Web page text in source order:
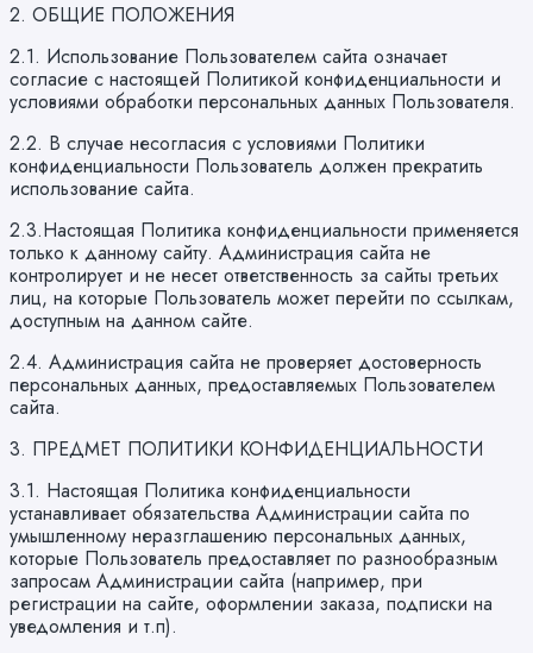
2. ОБЩИЕ ПОЛОЖЕНИЯ
2.1. Использование Пользователем сайта означает
согласие с настоящей Политикой конфиденциальности и
условиями обработки персональных данных Пользователя.
2.2. В случае несогласия с условиями Политики
конфиденциальности Пользователь должен прекратить
использование сайта.
2.3.Настоящая Политика конфиденциальности применяется
только к данному сайту. Администрация сайта не
контролирует и не несет ответственность за сайты третьих
лиц, на которые Пользователь может перейти по ссылкам,
доступным на данном сайте.
2.4. Администрация сайта не проверяет достоверность
персональных данных, предоставляемых Пользователем
сайта.
3. ПРЕДМЕТ ПОЛИТИКИ КОНФИДЕНЦИАЛЬНОСТИ
3.1. Настоящая Политика конфиденциальности
устанавливает обязательства Администрации сайта по
умышленному неразглашению персональных данных,
которые Пользователь предоставляет по разнообразным
запросам Администрации сайта (например, при
регистрации на сайте, оформлении заказа, подписки на
уведомления и т.п).